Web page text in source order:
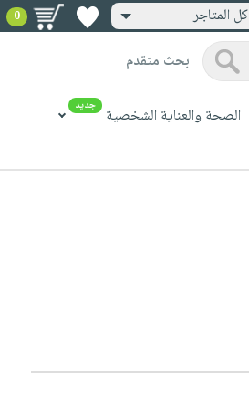
كل المتاجر 0
بحث متقدم
الصحة والعناية الشخصية جديد